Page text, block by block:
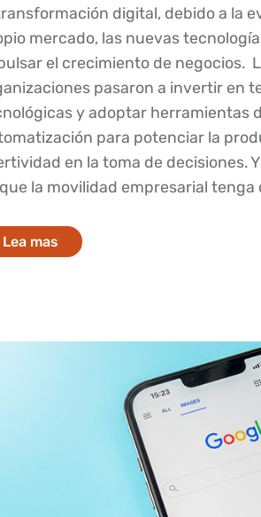
digital, debido a la
mercado, las nuevas
el crecimiento de negocios.
pasaron a invertir en
y adoptar herramientas
para potenciar la
en la toma de decisiones.
la movilidad empresarial tenga
Lea mas